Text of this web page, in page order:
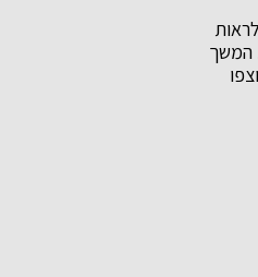
לראות
המשך